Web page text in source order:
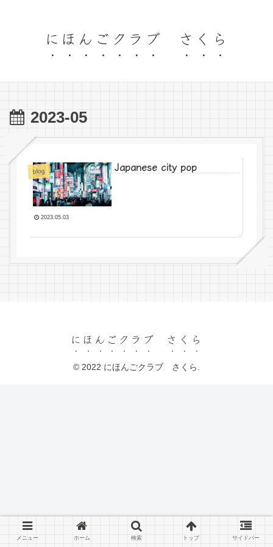
にほんごクラブ さくら
2023-05
blog Japanese city pop
2023.05.03
にほんごクラブ さくら
© 2022 にほんごクラブ さくら.
メニュー ホーム 検索 トップ サイドバー